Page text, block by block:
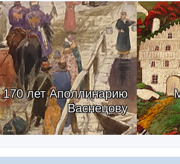
170 лет Аполлинарию
Васнецову